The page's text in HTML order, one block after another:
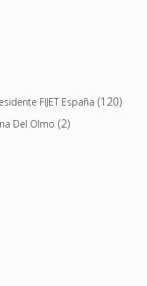
FIJET España (120)
Del Olmo (2)